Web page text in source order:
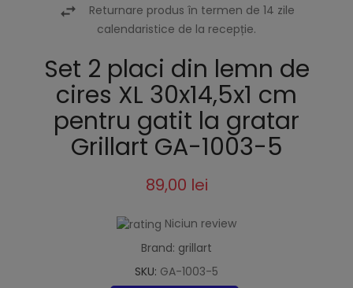
Returnare produs în termen de 14 zile
calendaristice de la recepție.
Set 2 placi din lemn de
cires XL 30x14,5x1 cm
pentru gatit la gratar
Grillart GA-1003-5
89,00 lei
Niciun review
Brand: grillart
SKU: GA-1003-5